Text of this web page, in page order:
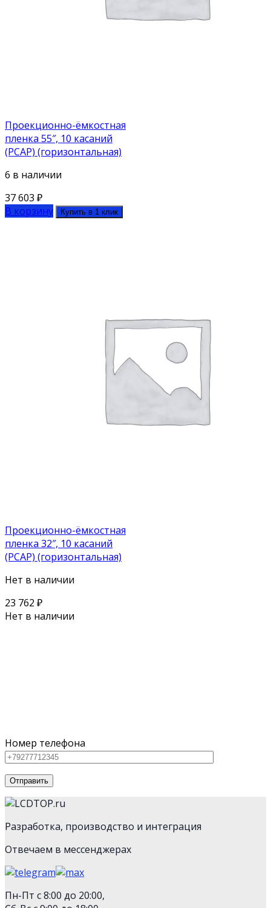
Проекционно-ёмкостная
пленка 55″, 10 касаний
(PCAP) (горизонтальная)
6 в наличии
37 603 ₽
В корзину
Купить в 1 клик
Проекционно-ёмкостная
пленка 32″, 10 касаний
(PCAP) (горизонтальная)
Нет в наличии
23 762 ₽
Нет в наличии
Номер телефона
Разработка, производство и интеграция
Отвечаем в мессенджерах
Пн-Пт с 8:00 до 20:00,